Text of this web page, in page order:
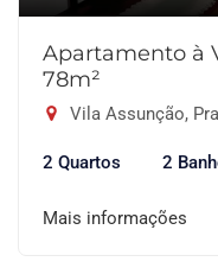
Apartamento à
78m²
Vila Assunção,
2 Quartos 2
Mais informações